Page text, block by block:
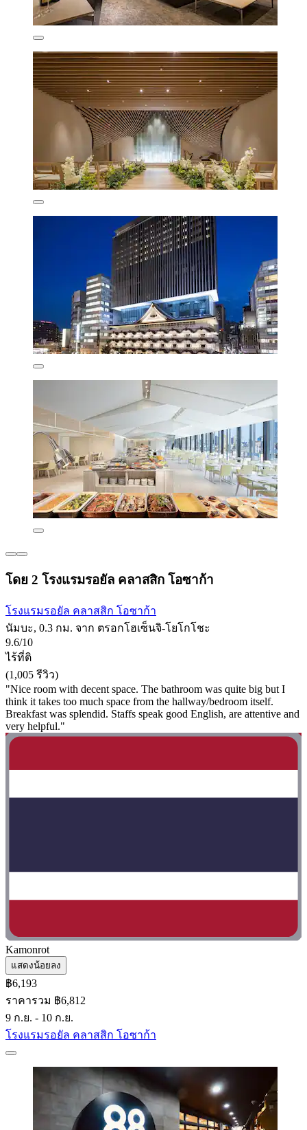
โดย 2 โรงแรมรอยัล คลาสสิก โอซาก้า
โรงแรมรอยัล คลาสสิก โอซาก้า
นัมบะ, 0.3 กม. จาก ตรอกโฮเซ็นจิ-โยโกโชะ
9.6/10
ไร้ที่ติ
(1,005 รีวิว)
"Nice room with decent space. The bathroom was quite big but I
think it takes too much space from the hallway/bedroom itself.
Breakfast was splendid. Staffs speak good English, are attentive and
very helpful."
Kamonrot
แสดงน้อยลง
฿6,193
ราคารวม ฿6,812
9 ก.ย. - 10 ก.ย.
โรงแรมรอยัล คลาสสิก โอซาก้า